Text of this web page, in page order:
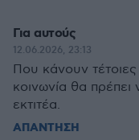
Για αυτούς
12.06.2026, 23:13
Που κάνουν
κοινωνία θα
εκτιτέα.
ΑΠΑΝΤΗΣΗ